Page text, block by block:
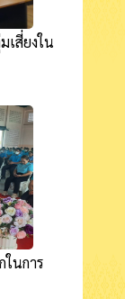
เสี่ยงใน
ในการ